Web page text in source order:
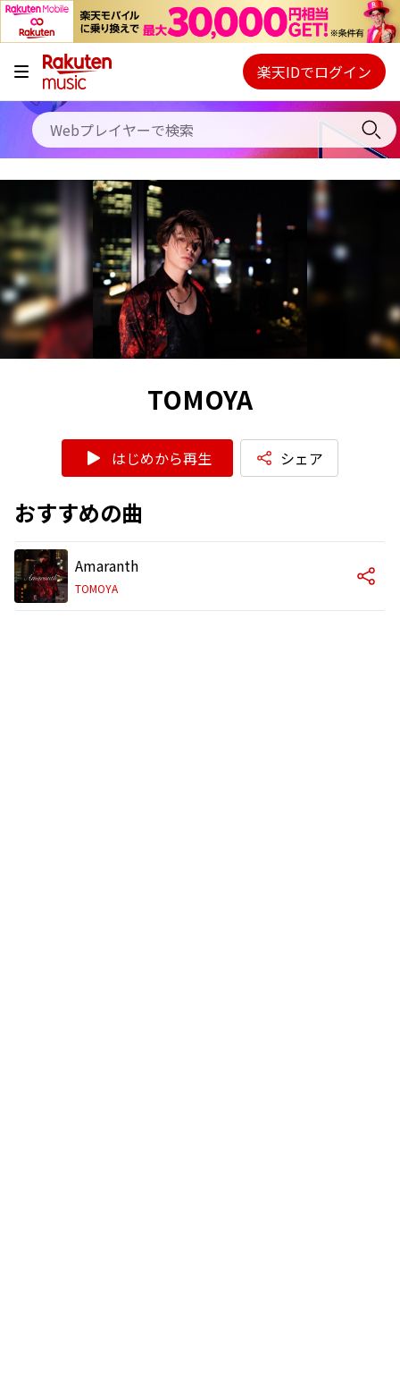
キャンペーン
料金プラン
使い方
初回30日間無料お試し
Webプレイヤー
ご契約内容の確認・変更
楽天IDでログイン
TOMOYA
はじめから再生 シェア
おすすめの曲
Amaranth
TOMOYA